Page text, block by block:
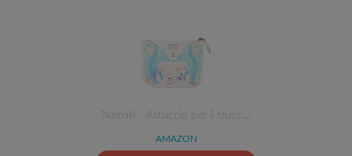
Namaki - Astuccio per il trucc…
AMAZON